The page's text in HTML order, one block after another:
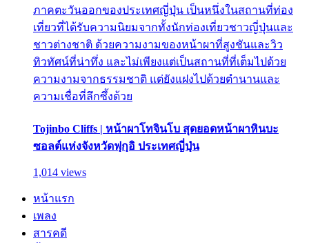
ภาคตะวันออกของประเทศญี่ปุ่น เป็นหนึ่งในสถานที่ท่อง
เที่ยวที่ได้รับความนิยมจากทั้งนักท่องเที่ยวชาวญี่ปุ่นและ
ชาวต่างชาติ ด้วยความงามของหน้าผาที่สูงชันและวิว
ทิวทัศน์ที่น่าทึ่ง และไม่เพียงแต่เป็นสถานที่ที่เต็มไปด้วย
ความงามจากธรรมชาติ แต่ยังแฝงไปด้วยตำนานและ
ความเชื่อที่ลึกซึ้งด้วย
Tojinbo Cliffs | หน้าผาโทจินโบ สุดยอดหน้าผาหินบะ
ซอลต์แห่งจังหวัดฟุกุอิ ประเทศญี่ปุ่น
1,014 views
หน้าแรก
เพลง
สารคดี